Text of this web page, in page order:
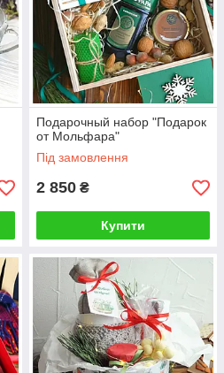
Подарочный набор "Подарок
от Мольфара"
Під замовлення
2 850 ₴
Купити